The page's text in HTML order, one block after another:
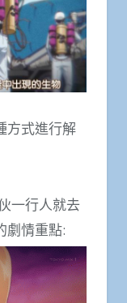
方式進行解
一行人就去
劇情重點: